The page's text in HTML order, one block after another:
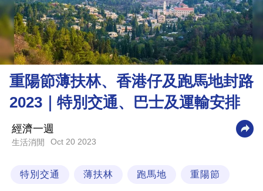
資
樓
市
理
財
商
科
重陽節薄扶林、香港仔及跑馬地封路
2023｜特別交通、巴士及運輸安排
經濟一週
生活消閒 Oct 20 2023
特別交通 薄扶林 跑馬地 重陽節